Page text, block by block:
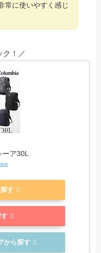
常に使いやすく感じ
ク！／
ーア30L
す
から探す